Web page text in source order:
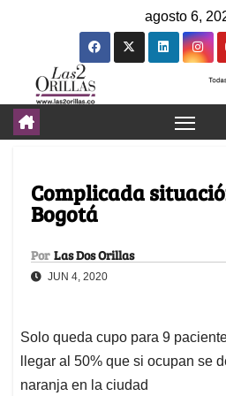
agosto 6,
Complicada
Bogotá
Por Las Dos Orillas
JUN 4, 2020
Solo queda cupo para 9
llegar al 50% que si ocupan se
naranja en la ciudad